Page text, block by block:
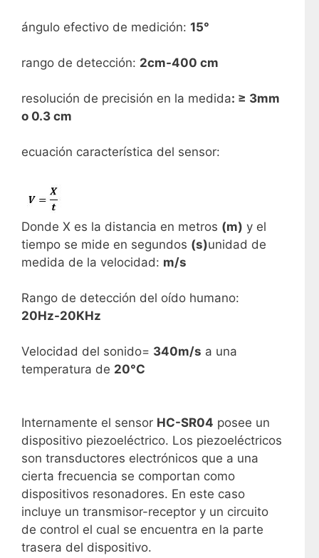
ángulo efectivo de medición: 15°
rango de detección: 2cm-400 cm
resolución de precisión en la medida: ≥ 3mm
o 0.3 cm
ecuación característica del sensor:
Donde X es la distancia en metros (m) y el
tiempo se mide en segundos (s)unidad de
medida de la velocidad: m/s
Rango de detección del oído humano:
20Hz-20KHz
Velocidad del sonido= 340m/s a una
temperatura de 20°C
Internamente el sensor HC-SR04 posee un
dispositivo piezoeléctrico. Los piezoeléctricos
son transductores electrónicos que a una
cierta frecuencia se comportan como
dispositivos resonadores. En este caso
incluye un transmisor-receptor y un circuito
de control el cual se encuentra en la parte
trasera del dispositivo.